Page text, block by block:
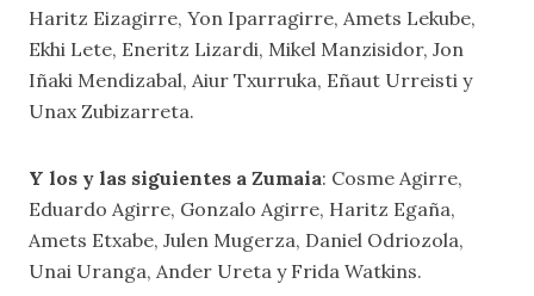
Haritz Eizagirre, Yon Iparragirre, Amets Lekube,
Ekhi Lete, Eneritz Lizardi, Mikel Manzisidor, Jon
Iñaki Mendizabal, Aiur Txurruka, Eñaut Urreisti y
Unax Zubizarreta.
Y los y las siguientes a Zumaia: Cosme Agirre,
Eduardo Agirre, Gonzalo Agirre, Haritz Egaña,
Amets Etxabe, Julen Mugerza, Daniel Odriozola,
Unai Uranga, Ander Ureta y Frida Watkins.